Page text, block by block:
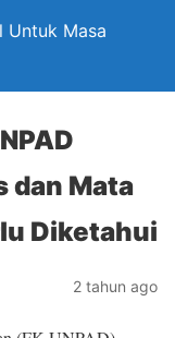
Untuk Masa
dan Mata
Diketahui
2 tahun ago